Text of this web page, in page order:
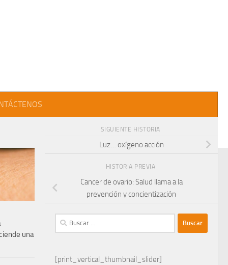
SIGUIENTE HISTORIA
Luz… oxígeno acción
HISTORIA PREVIA
Cancer de ovario: Salud llama a la
prevención y concientización
Buscar:
[print_vertical_thumbnail_slider]
una